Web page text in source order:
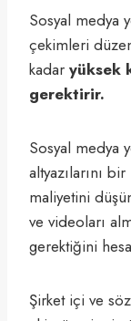
Sosyal medya
çekimleri
kadar yüksek
gerektirir.
Sosyal medya
altyazılarını
maliyetini
ve videoları
gerektiğini
Şirket içi ve